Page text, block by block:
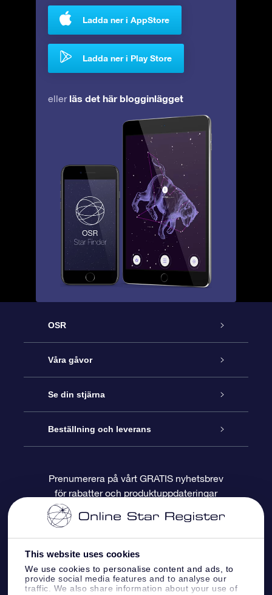
This website uses cookies
We use cookies to personalise content and ads, to
provide social media features and to analyse our
traffic. We also share information about your use of
Ladda ner i AppStore
Ladda ner i Play Store
eller läs det här blogginlägget
OSR
Kundtjänst
Kontakta oss
Blogg
Recensioner
Våra gåvor
Online-Stjärngåva
OSR Gåvopaket
OSR Presentkort
Företagspresenter
Se din stjärna
Stjärnregiste
Personlig Stjärnsida
One Million Stars
OSR Starsaver
Beställning och leverans
Betalningsinformation
Returpolicy
Prenumerera på vårt GRATIS nyhetsbrev
för rabatter och produktuppdateringar